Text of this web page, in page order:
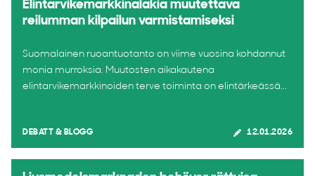
Elintarvikemarkkinalakia muutettava
reilumman kilpailun varmistamiseksi
Suomalainen ruoantuotanto on viime vuosina kohdannut
monia murroksia. Muutosten aikakautena
elintarvikemarkkinoiden terve toiminta on elintärkeässä...
DEBATT & BLOGG 12.01.2026